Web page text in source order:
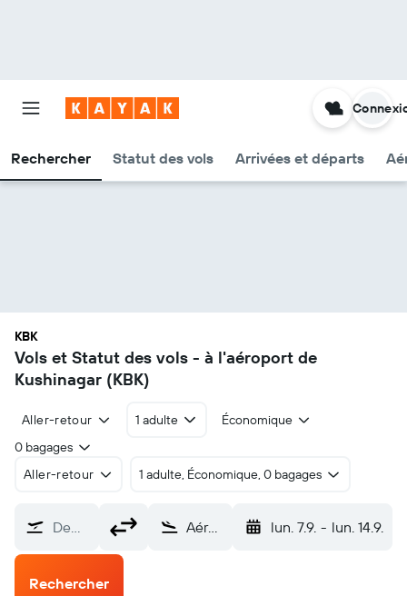
Rechercher Statut des vols Arrivées et départs
KBK
Vols et Statut des vols - à l'aéroport de
Kushinagar (KBK)
Aller-retour 1 adulte
Économique
0 bagages
Aller-retour
1 adulte, Économique, 0 bagages
De… Aéroport de Kushinagar (KBK) lun. 7.9. - lun. 14.9.
Rechercher